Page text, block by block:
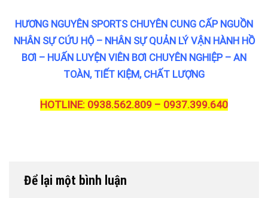
HƯƠNG NGUYÊN SPORTS CHUYÊN CUNG CẤP NGUỒN
NHÂN SỰ CỨU HỘ – NHÂN SỰ QUẢN LÝ VẬN HÀNH HỒ
BƠI – HUẤN LUYỆN VIÊN BƠI CHUYÊN NGHIỆP – AN
TOÀN, TIẾT KIỆM, CHẤT LƯỢNG
HOTLINE: 0938.562.809 – 0937.399.640
Để lại một bình luận